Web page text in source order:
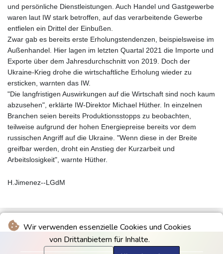
Wir verwenden essenzielle Cookies und Cookies
von Drittanbietern für Inhalte.
und persönliche Dienstleistungen. Auch Handel und Gastgewerbe
waren laut IW stark betroffen, auf das verarbeitende Gewerbe
entfielen ein Drittel der Einbußen.
Zwar gab es bereits erste Erholungstendenzen, beispielsweise im
Außenhandel. Hier lagen im letzten Quartal 2021 die Importe und
Exporte über dem Jahresdurchschnitt von 2019. Doch der
Ukraine-Krieg drohe die wirtschaftliche Erholung wieder zu
ersticken, warnten das IW.
"Die langfristigen Auswirkungen auf die Wirtschaft sind noch kaum
abzusehen", erklärte IW-Direktor Michael Hüther. In einzelnen
Branchen seien bereits Produktionsstopps zu beobachten,
teilweise aufgrund der hohen Energiepreise bereits vor dem
russischen Angriff auf die Ukraine. "Wenn diese in der Breite
greifbar werden, droht ein Anstieg der Kurzarbeit und
Arbeitslosigkeit", warnte Hüther.
H.Jimenez--LGdM